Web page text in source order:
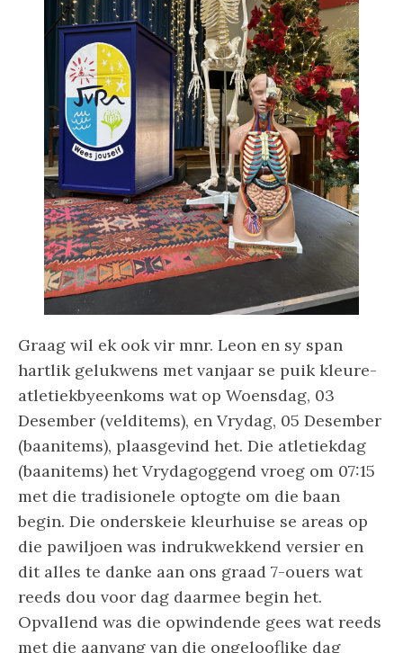
Graag wil ek ook vir mnr. Leon en sy span
hartlik gelukwens met vanjaar se puik kleure-
atletiekbyeenkoms wat op Woensdag, 03
Desember (velditems), en Vrydag, 05 Desember
(baanitems), plaasgevind het. Die atletiekdag
(baanitems) het Vrydagoggend vroeg om 07:15
met die tradisionele optogte om die baan
begin. Die onderskeie kleurhuise se areas op
die pawiljoen was indrukwekkend versier en
dit alles te danke aan ons graad 7-ouers wat
reeds dou voor dag daarmee begin het.
Opvallend was die opwindende gees wat reeds
met die aanvang van die ongelooflike dag